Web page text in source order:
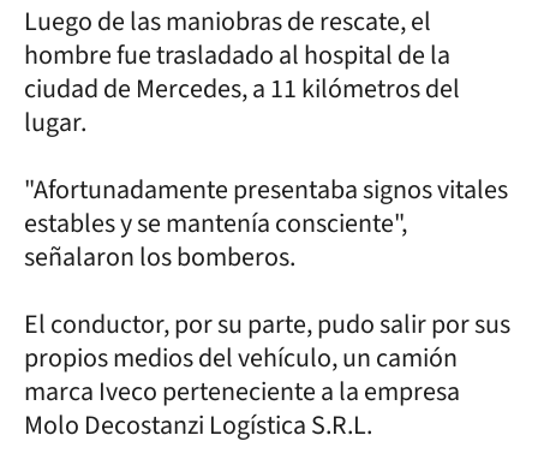
Luego de las maniobras de rescate, el
hombre fue trasladado al hospital de la
ciudad de Mercedes, a 11 kilómetros del
lugar.
"Afortunadamente presentaba signos vitales
estables y se mantenía consciente",
señalaron los bomberos.
El conductor, por su parte, pudo salir por sus
propios medios del vehículo, un camión
marca Iveco perteneciente a la empresa
Molo Decostanzi Logística S.R.L.